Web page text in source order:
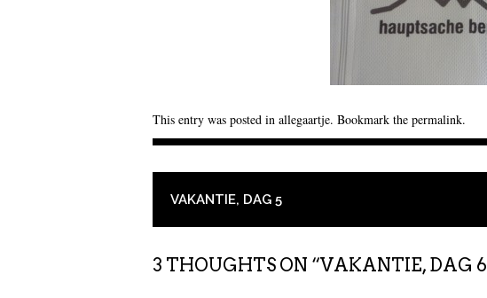
This entry was posted in allegaartje. Bookmark the permalink.
POST NAVIGATION
VAKANTIE, DAG 5
3 THOUGHTS ON “VAKANTIE, DAG 6